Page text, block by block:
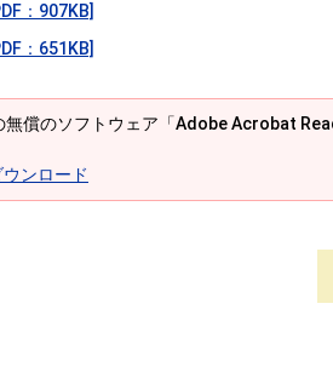
：907KB]
：651KB]
無償のソフトウェア「Adobe Acrobat
ンロード